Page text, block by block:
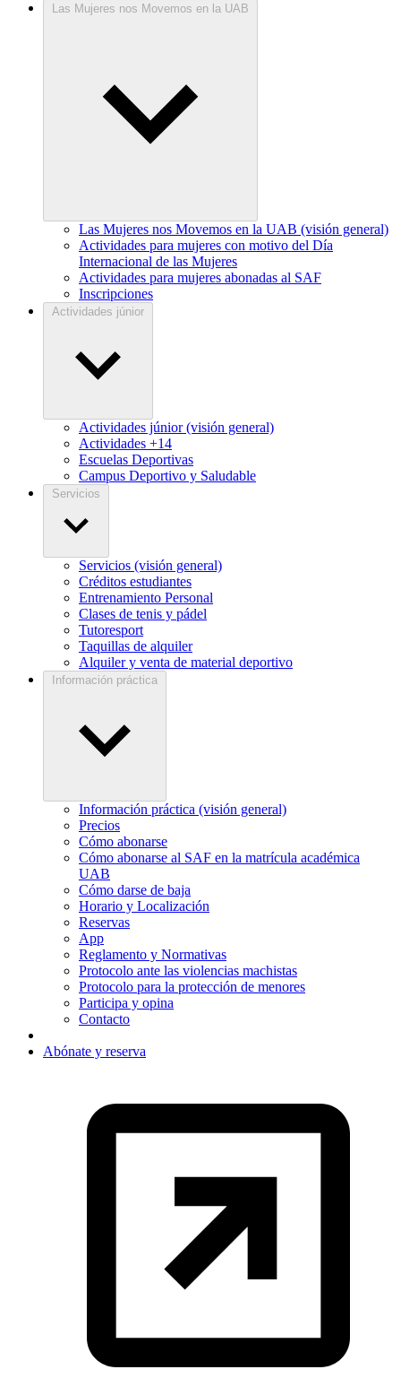
Las Mujeres nos Movemos en la UAB
Las Mujeres nos Movemos en la UAB (visión general)
Actividades para mujeres con motivo del Día
Internacional de las Mujeres
Actividades para mujeres abonadas al SAF
Inscripciones
Actividades júnior
Actividades júnior (visión general)
Actividades +14
Escuelas Deportivas
Campus Deportivo y Saludable
Servicios
Servicios (visión general)
Créditos estudiantes
Entrenamiento Personal
Clases de tenis y pádel
Tutoresport
Taquillas de alquiler
Alquiler y venta de material deportivo
Información práctica
Información práctica (visión general)
Precios
Cómo abonarse
Cómo abonarse al SAF en la matrícula académica
UAB
Cómo darse de baja
Horario y Localización
Reservas
App
Reglamento y Normativas
Protocolo ante las violencias machistas
Protocolo para la protección de menores
Participa y opina
Contacto
Abónate y reserva